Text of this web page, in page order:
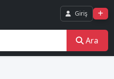
Giriş
Ara